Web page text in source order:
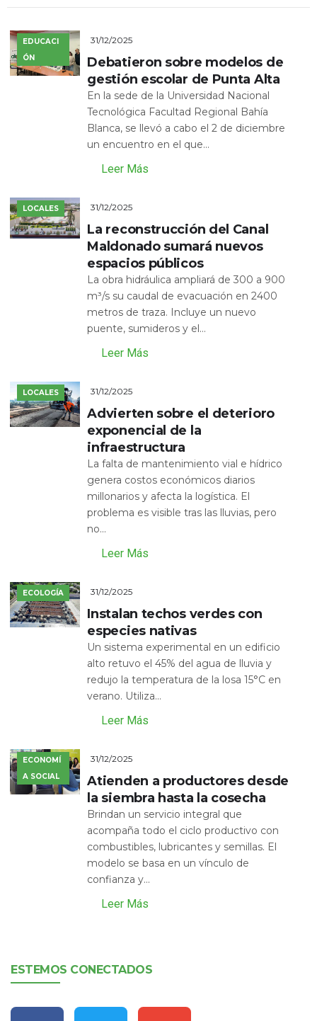
EDUCACI
ÓN
31/12/2025
Debatieron sobre modelos de
gestión escolar de Punta Alta
En la sede de la Universidad Nacional
Tecnológica Facultad Regional Bahía
Blanca, se llevó a cabo el 2 de diciembre
un encuentro en el que...
Leer Más
LOCALES 31/12/2025
La reconstrucción del Canal
Maldonado sumará nuevos
espacios públicos
La obra hidráulica ampliará de 300 a 900
m³/s su caudal de evacuación en 2400
metros de traza. Incluye un nuevo
puente, sumideros y el...
Leer Más
LOCALES 31/12/2025
Advierten sobre el deterioro
exponencial de la
infraestructura
La falta de mantenimiento vial e hídrico
genera costos económicos diarios
millonarios y afecta la logística. El
problema es visible tras las lluvias, pero
no...
Leer Más
ECOLOGÍA 31/12/2025
Instalan techos verdes con
especies nativas
Un sistema experimental en un edificio
alto retuvo el 45% del agua de lluvia y
redujo la temperatura de la losa 15°C en
verano. Utiliza...
Leer Más
ECONOMÍ
A SOCIAL
31/12/2025
Atienden a productores desde
la siembra hasta la cosecha
Brindan un servicio integral que
acompaña todo el ciclo productivo con
combustibles, lubricantes y semillas. El
modelo se basa en un vínculo de
confianza y...
Leer Más
ESTEMOS CONECTADOS